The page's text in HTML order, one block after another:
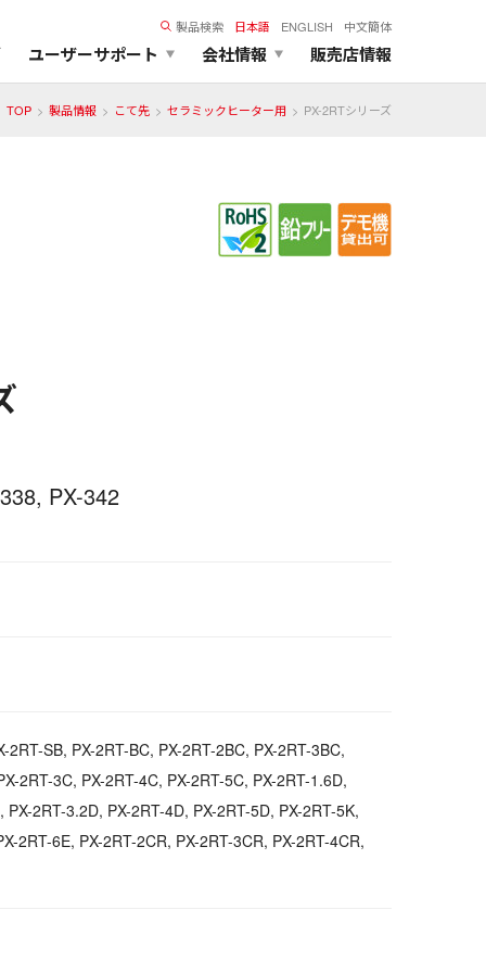
製品検索 日本語 ENGLISH 中文簡体
ユーザーサポート 会社情報 販売店情報
TOP 製品情報 こて先 セラミックヒーター用 PX-2RTシリーズ
PX-342
2RT-SB, PX-2RT-BC, PX-2RT-2BC, PX-2RT-3BC,
2RT-3C, PX-2RT-4C, PX-2RT-5C, PX-2RT-1.6D,
PX-2RT-3.2D, PX-2RT-4D, PX-2RT-5D, PX-2RT-5K,
2RT-6E, PX-2RT-2CR, PX-2RT-3CR, PX-2RT-4CR,